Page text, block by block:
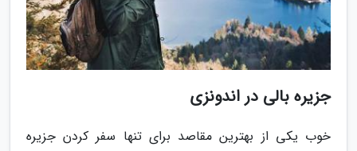
جزیره بالی در اندونزی
خوب یکی از بهترین مقاصد برای تنها سفر کردن جزیره